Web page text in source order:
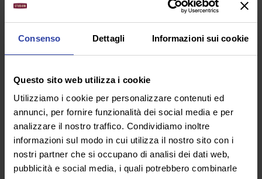
Consenso Dettagli Informazioni sui cookie
Questo sito web utilizza i cookie
Utilizziamo i cookie per personalizzare contenuti ed
annunci, per fornire funzionalità dei social media e per
analizzare il nostro traffico. Condividiamo inoltre
informazioni sul modo in cui utilizza il nostro sito con i
nostri partner che si occupano di analisi dei dati web,
pubblicità e social media, i quali potrebbero combinarle
RICORDA
Puoi usufruire del bonus da 500 euro de
“La Buona Scuola”per finanziare il tuo